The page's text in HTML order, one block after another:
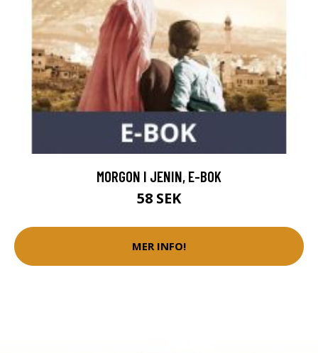
MORGON I JENIN, E-BOK
58 SEK
MER INFO!